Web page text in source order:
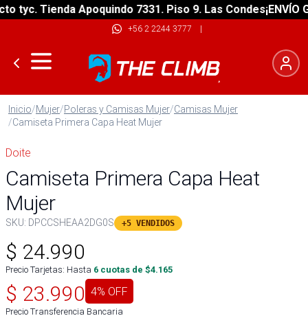
Tienda Apoquindo 7331. Piso 9. Las Condes¡ENVÍO
+56 2 2244 3777 |
Inicio/Mujer/Poleras y Camisas Mujer/Camisas Mujer
/Camiseta Primera Capa Heat Mujer
Doite
Camiseta Primera Capa Heat
Mujer
SKU: DPCCSHEAA2DG0S +5 VENDIDOS
$ 24.990
Precio Tarjetas: Hasta 6 cuotas de $4.165
$ 23.990 4% OFF
Precio Transferencia Bancaria